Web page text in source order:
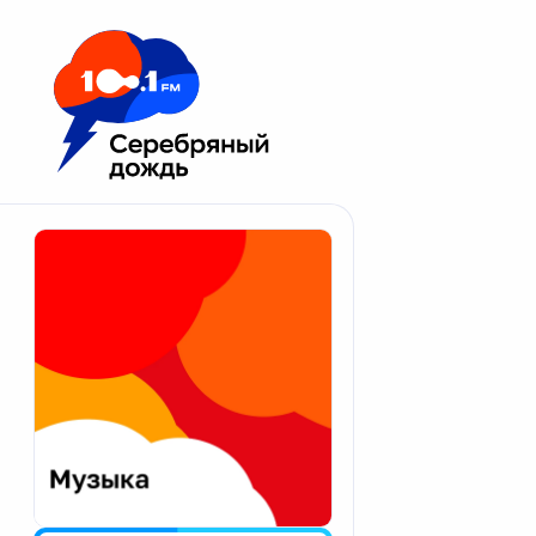
Москва 100.1 FM
Апатиты
Екатеринбург
Калининград
Калуга